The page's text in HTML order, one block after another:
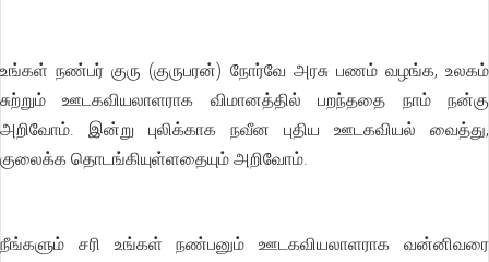
உங்கள் நண்பர் குரு (குருபரன்) நோர்வே அரசு பணம் வழங்க, உலகம்
சுற்றும் ஊடகவியலாளராக விமானத்தில் பறந்ததை நாம் நன்கு
அறிவோம். இன்று புலிக்காக நவீன புதிய ஊடகவியல் வைத்து,
குலைக்க தொடங்கியுள்ளதையும் அறிவோம்.
நீங்களும் சரி உங்கள் நண்பனும் ஊடகவியலாளராக வன்னிவரை